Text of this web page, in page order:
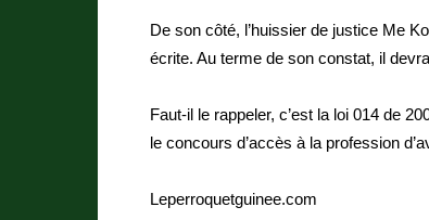
De son côté, l’huissier de justice Me
écrite. Au terme de son constat, il
Faut-il le rappeler, c’est la loi 014 de
le concours d’accès à la profession
Leperroquetguinee.com